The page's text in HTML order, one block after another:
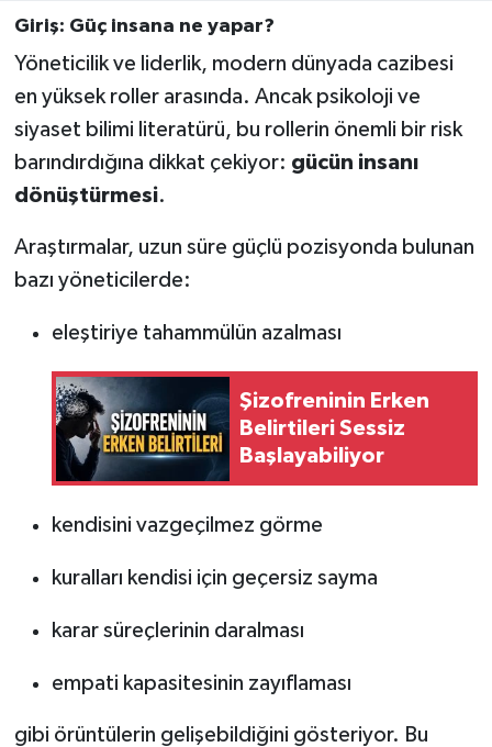
Giriş: Güç insana ne yapar?
Yöneticilik ve liderlik, modern dünyada cazibesi
en yüksek roller arasında. Ancak psikoloji ve
siyaset bilimi literatürü, bu rollerin önemli bir risk
barındırdığına dikkat çekiyor: gücün insanı
dönüştürmesi.
Araştırmalar, uzun süre güçlü pozisyonda bulunan
bazı yöneticilerde:
eleştiriye tahammülün azalması
Şizofreninin Erken
Belirtileri Sessiz
Başlayabiliyor
kendisini vazgeçilmez görme
kuralları kendisi için geçersiz sayma
karar süreçlerinin daralması
empati kapasitesinin zayıflaması
gibi örüntülerin gelişebildiğini gösteriyor. Bu